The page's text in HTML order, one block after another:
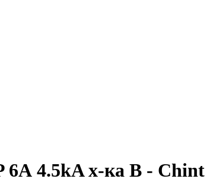
6А 4.5kA х-ка B - Chint